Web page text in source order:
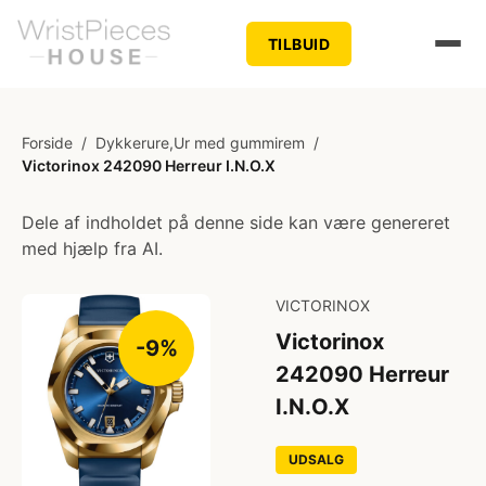
TILBUID
Forside / Dykkerure,Ur med gummirem /
Victorinox 242090 Herreur I.N.O.X
Dele af indholdet på denne side kan være genereret
med hjælp fra AI.
-9%
VICTORINOX
Victorinox
242090 Herreur
I.N.O.X
UDSALG